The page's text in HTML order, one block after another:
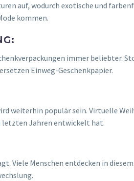
auf, wodurch exotische und
kommen.
immer beliebter.
Einweg-Geschenkpapier.
weiterhin populär sein. Virtuelle
letzten Jahren entwickelt hat.
Viele Menschen entdecken in